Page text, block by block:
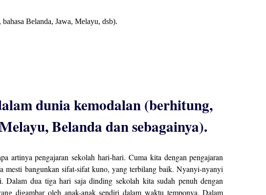
Belanda, Jawa, Melayu, dsb).
dunia kemodalan (berhitung,
Belanda dan sebagainya).
artinya pengajaran sekolah hari-hari. Cuma kita dengan pengajaran
mesti bangunkan sifat-sifat kuno, yang terbilang baik. Nyanyi-nyanyi
dua tiga hari saja dinding sekolah kita sudah penuh dengan
digambar oleh anak-anak sendiri dalam waktu temponya. Dalam